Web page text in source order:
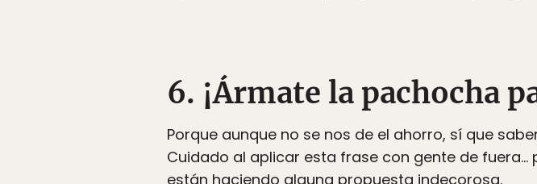
6. ¡Ármate la pachocha
Porque aunque no se nos de el ahorro, sí que
Cuidado al aplicar esta frase con gente de
están haciendo alguna propuesta indecorosa.